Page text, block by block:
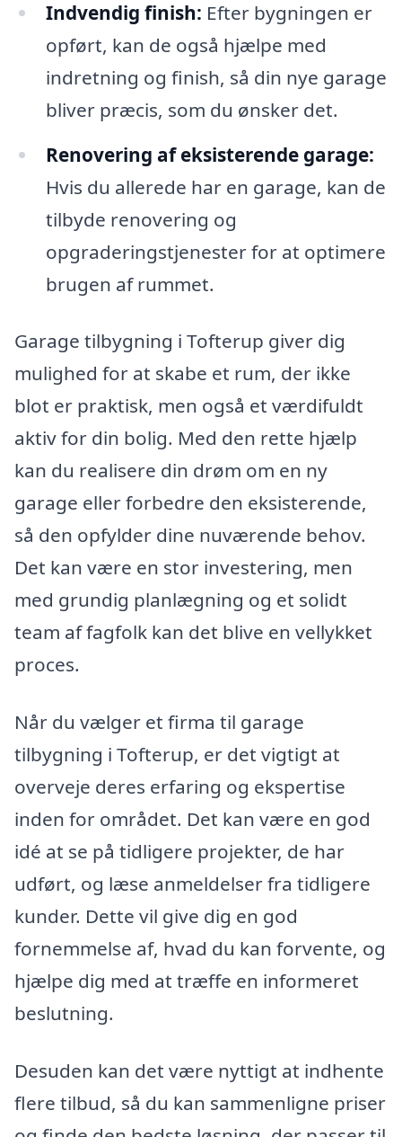
Indvendig finish: Efter bygningen er
opført, kan de også hjælpe med
indretning og finish, så din nye garage
bliver præcis, som du ønsker det.
Renovering af eksisterende garage:
Hvis du allerede har en garage, kan de
tilbyde renovering og
opgraderingstjenester for at optimere
brugen af rummet.
Garage tilbygning i Tofterup giver dig
mulighed for at skabe et rum, der ikke
blot er praktisk, men også et værdifuldt
aktiv for din bolig. Med den rette hjælp
kan du realisere din drøm om en ny
garage eller forbedre den eksisterende,
så den opfylder dine nuværende behov.
Det kan være en stor investering, men
med grundig planlægning og et solidt
team af fagfolk kan det blive en vellykket
proces.
Når du vælger et firma til garage
tilbygning i Tofterup, er det vigtigt at
overveje deres erfaring og ekspertise
inden for området. Det kan være en god
idé at se på tidligere projekter, de har
udført, og læse anmeldelser fra tidligere
kunder. Dette vil give dig en god
fornemmelse af, hvad du kan forvente, og
hjælpe dig med at træffe en informeret
beslutning.
Desuden kan det være nyttigt at indhente
flere tilbud, så du kan sammenligne priser